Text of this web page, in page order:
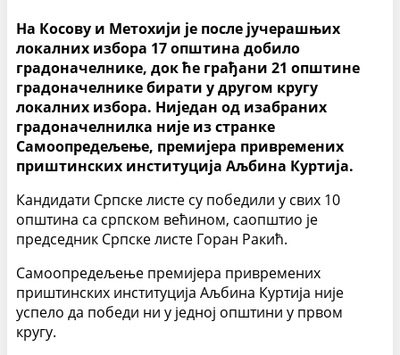
На Косову и Метохији је после јучерашњих
локалних избора 17 општина добило
градоначелнике, док ће грађани 21 општине
градоначелнике бирати у другом кругу
локалних избора. Ниједан од изабраних
градоначелнилка није из странке
Самоопредељење, премијера привремених
приштинских институција Аљбина Куртија.
Кандидати Српске листе су победили у свих 10
општина са српском већином, саопштио је
председник Српске листе Горан Ракић.
Самоопредељење премијера привремених
приштинских институција Аљбина Куртија није
успело да победи ни у једној општини у првом
кругу.